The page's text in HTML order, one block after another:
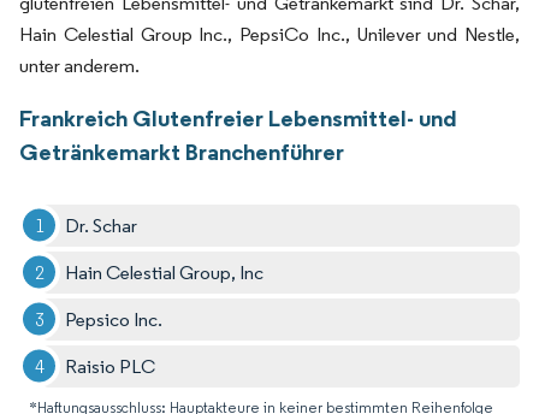
Hain Celestial Group Inc., PepsiCo Inc., Unilever und Nestle,
unter anderem.
Frankreich Glutenfreier Lebensmittel- und
Getränkemarkt Branchenführer
Dr. Schar
Hain Celestial Group, Inc
Pepsico Inc.
Raisio PLC
*Haftungsausschluss: Hauptakteure in keiner bestimmten Reihenfolge